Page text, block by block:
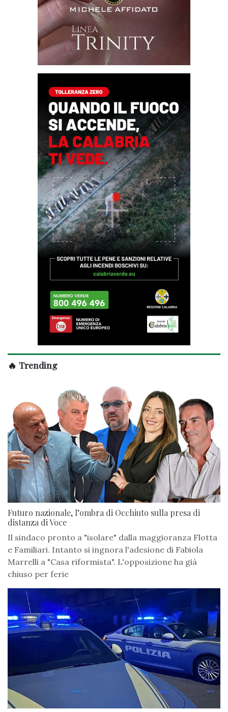
🔥 Trending
Futuro nazionale, l’ombra di Occhiuto sulla presa di
distanza di Voce
Il sindaco pronto a "isolare" dalla maggioranza Flotta
e Familiari. Intanto si ingnora l'adesione di Fabiola
Marrelli a "Casa riformista". L'opposizione ha già
chiuso per ferie